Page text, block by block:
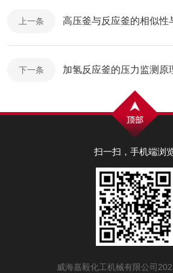
上一条 高压釜与反应釜的相似性
下一条 加氢反应釜的压力监测原
扫一扫，手机端浏
威海嘉毅化工机械有限公司